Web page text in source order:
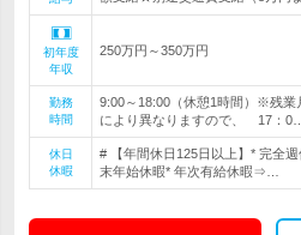
初年度
年収
250万円～350万円
勤務
時間
9:00～18:00（休憩1時間）※残
により異なりますので、 17：0…
休日
休暇
# 【年間休日125日以上】* 完全
末年始休暇* 年次有給休暇⇒…